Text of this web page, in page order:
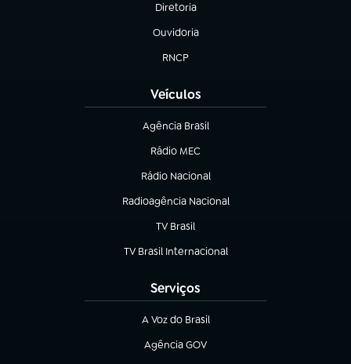
Diretoria
(abre em nova aba)
Ouvidoria
(abre em nova aba)
RNCP
(abre em nova aba)
Veículos
Agência Brasil
(abre em nova aba)
Rádio MEC
(abre em nova aba)
Rádio Nacional
Radioagência Nacional
(abre em nova aba)
TV Brasil
(abre em nova aba)
TV Brasil Internacional
(abre em nova aba)
Serviços
A Voz do Brasil
(abre em nova aba)
Agência GOV
(abre em nova aba)